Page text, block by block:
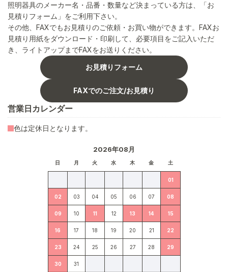
照明器具のメーカー名・品番・数量など決まっている方は、「お
見積りフォーム」をご利用下さい。
その他、FAXでもお見積りのご依頼・お買い物ができます。FAXお
見積り用紙をダウンロード・印刷して、必要項目をご記入いただ
き、ライトアップまでFAXをお送りください。
お見積りフォーム
FAXでのご注文/お見積り
営業日カレンダー
2026年08月
日 月 火 水 木 金 土
01
02 03 04 05 06 07 08
09 10 11 12 13 14 15
16 17 18 19 20 21 22
23 24 25 26 27 28 29
30 31
色は定休日となります。